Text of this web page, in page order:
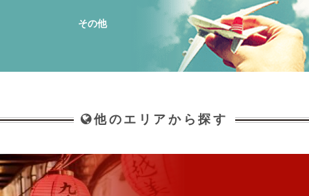
その他
他のエリアから探す